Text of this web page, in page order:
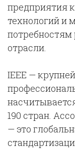
предприятия
технологий и
отрасли.
IEEE —
190 стран.
— это